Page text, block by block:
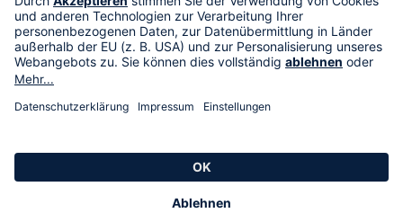
HSE International